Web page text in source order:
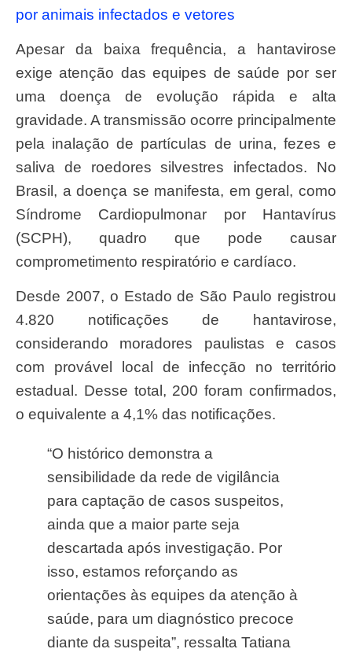
por animais infectados e vetores
Apesar da baixa frequência, a hantavirose
exige atenção das equipes de saúde por ser
uma doença de evolução rápida e alta
gravidade. A transmissão ocorre principalmente
pela inalação de partículas de urina, fezes e
saliva de roedores silvestres infectados. No
Brasil, a doença se manifesta, em geral, como
Síndrome Cardiopulmonar por Hantavírus
(SCPH), quadro que pode causar
comprometimento respiratório e cardíaco.
Desde 2007, o Estado de São Paulo registrou
4.820 notificações de hantavirose,
considerando moradores paulistas e casos
com provável local de infecção no território
estadual. Desse total, 200 foram confirmados,
o equivalente a 4,1% das notificações.
“O histórico demonstra a
sensibilidade da rede de vigilância
para captação de casos suspeitos,
ainda que a maior parte seja
descartada após investigação. Por
isso, estamos reforçando as
orientações às equipes da atenção à
saúde, para um diagnóstico precoce
diante da suspeita”, ressalta Tatiana